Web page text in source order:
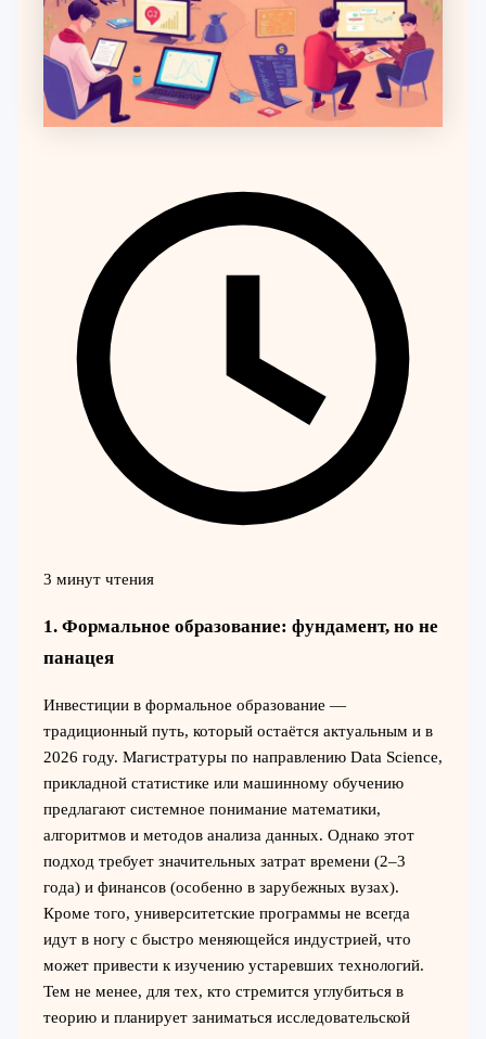
3 минут чтения
1. Формальное образование: фундамент, но не
панацея
Инвестиции в формальное образование —
традиционный путь, который остаётся актуальным и в
2026 году. Магистратуры по направлению Data Science,
прикладной статистике или машинному обучению
предлагают системное понимание математики,
алгоритмов и методов анализа данных. Однако этот
подход требует значительных затрат времени (2–3
года) и финансов (особенно в зарубежных вузах).
Кроме того, университетские программы не всегда
идут в ногу с быстро меняющейся индустрией, что
может привести к изучению устаревших технологий.
Тем не менее, для тех, кто стремится углубиться в
теорию и планирует заниматься исследовательской